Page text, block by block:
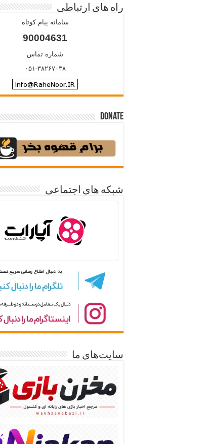
راه های ارتباطی
سامانه پیام کوتاه
90004631
شماره تماس
۰۵۱-۳۸۲۶۷۰۳۸
Donate
شبکه های اجتماعی
سایت‌های ما